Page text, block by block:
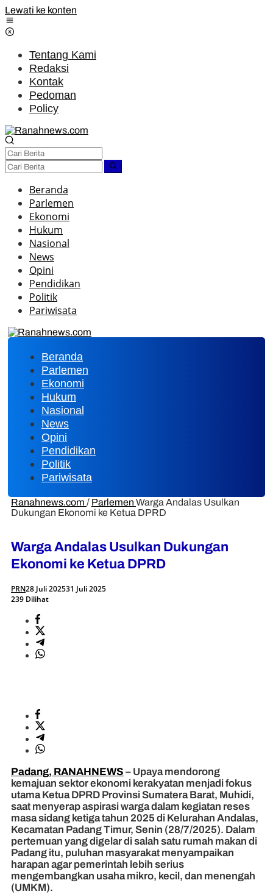
Lewati ke konten
Tentang Kami
Redaksi
Kontak
Pedoman
Policy
Beranda
Parlemen
Ekonomi
Hukum
Nasional
News
Opini
Pendidikan
Politik
Pariwisata
Beranda
Parlemen
Ekonomi
Hukum
Nasional
News
Opini
Pendidikan
Politik
Pariwisata
Ranahnews.com / Parlemen Warga Andalas Usulkan
Dukungan Ekonomi ke Ketua DPRD
Warga Andalas Usulkan Dukungan
Ekonomi ke Ketua DPRD
PRN28 Juli 202531 Juli 2025
239 Dilihat
Padang, RANAHNEWS – Upaya mendorong
kemajuan sektor ekonomi kerakyatan menjadi fokus
utama Ketua DPRD Provinsi Sumatera Barat, Muhidi,
saat menyerap aspirasi warga dalam kegiatan reses
masa sidang ketiga tahun 2025 di Kelurahan Andalas,
Kecamatan Padang Timur, Senin (28/7/2025). Dalam
pertemuan yang digelar di salah satu rumah makan di
Padang itu, puluhan masyarakat menyampaikan
harapan agar pemerintah lebih serius
mengembangkan usaha mikro, kecil, dan menengah
(UMKM).